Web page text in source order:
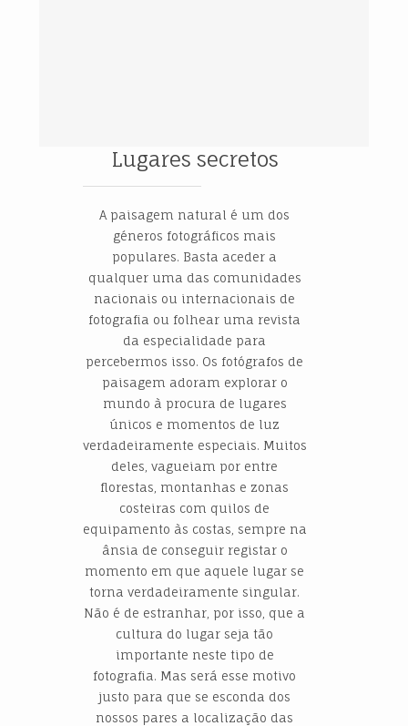
Lugares secretos
A paisagem natural é um dos
géneros fotográficos mais
populares. Basta aceder a
qualquer uma das comunidades
nacionais ou internacionais de
fotografia ou folhear uma revista
da especialidade para
percebermos isso. Os fotógrafos de
paisagem adoram explorar o
mundo à procura de lugares
únicos e momentos de luz
verdadeiramente especiais. Muitos
deles, vagueiam por entre
florestas, montanhas e zonas
costeiras com quilos de
equipamento às costas, sempre na
ânsia de conseguir registar o
momento em que aquele lugar se
torna verdadeiramente singular.
Não é de estranhar, por isso, que a
cultura do lugar seja tão
importante neste tipo de
fotografia. Mas será esse motivo
justo para que se esconda dos
nossos pares a localização das